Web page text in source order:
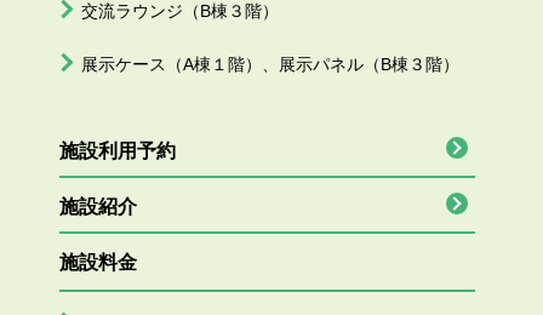
交流ラウンジ（B棟３階）
展示ケース（A棟１階）、展示パネル（B棟３階）
施設利用予約
施設紹介
施設料金